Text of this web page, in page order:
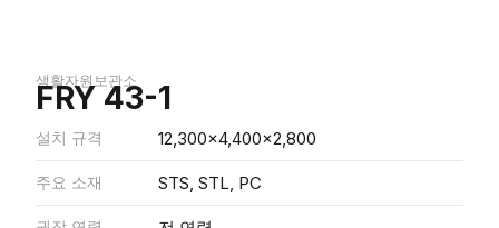
생활자원보관소
FRY 43-1
설치 규격 12,300x4,400x2,800
주요 소재 STS, STL, PC